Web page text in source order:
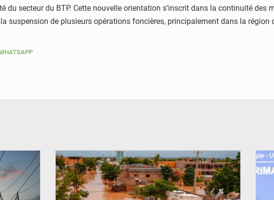
du secteur du BTP. Cette nouvelle orientation s’inscrit dans la continuité des
suspension de plusieurs opérations foncières, principalement dans la région